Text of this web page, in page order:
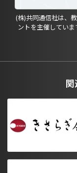
(株)共同通信社は、
ントを主催してい